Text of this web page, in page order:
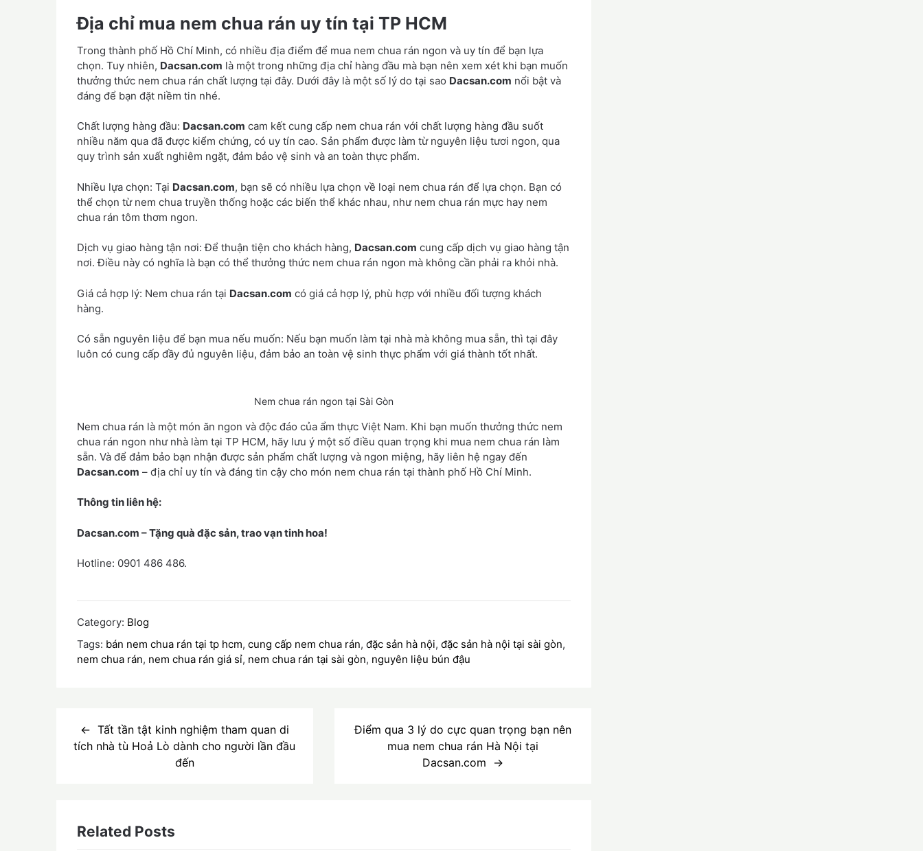
Địa chỉ mua nem chua rán uy tín tại TP HCM
Trong thành phố Hồ Chí Minh, có nhiều địa điểm để mua nem chua rán ngon và uy tín để bạn lựa
chọn. Tuy nhiên, Dacsan.com là một trong những địa chỉ hàng đầu mà bạn nên xem xét khi bạn muốn
thưởng thức nem chua rán chất lượng tại đây. Dưới đây là một số lý do tại sao Dacsan.com nổi bật và
đáng để bạn đặt niềm tin nhé.
Chất lượng hàng đầu: Dacsan.com cam kết cung cấp nem chua rán với chất lượng hàng đầu suốt
nhiều năm qua đã được kiểm chứng, có uy tín cao. Sản phẩm được làm từ nguyên liệu tươi ngon, qua
quy trình sản xuất nghiêm ngặt, đảm bảo vệ sinh và an toàn thực phẩm.
Nhiều lựa chọn: Tại Dacsan.com, bạn sẽ có nhiều lựa chọn về loại nem chua rán để lựa chọn. Bạn có
thể chọn từ nem chua truyền thống hoặc các biến thể khác nhau, như nem chua rán mực hay nem
chua rán tôm thơm ngon.
Dịch vụ giao hàng tận nơi: Để thuận tiện cho khách hàng, Dacsan.com cung cấp dịch vụ giao hàng tận
nơi. Điều này có nghĩa là bạn có thể thưởng thức nem chua rán ngon mà không cần phải ra khỏi nhà.
Giá cả hợp lý: Nem chua rán tại Dacsan.com có giá cả hợp lý, phù hợp với nhiều đối tượng khách
hàng.
Có sẵn nguyên liệu để bạn mua nếu muốn: Nếu bạn muốn làm tại nhà mà không mua sẵn, thì tại đây
luôn có cung cấp đầy đủ nguyên liệu, đảm bảo an toàn vệ sinh thực phẩm với giá thành tốt nhất.
Nem chua rán ngon tại Sài Gòn
Nem chua rán là một món ăn ngon và độc đáo của ẩm thực Việt Nam. Khi bạn muốn thưởng thức nem
chua rán ngon như nhà làm tại TP HCM, hãy lưu ý một số điều quan trọng khi mua nem chua rán làm
sẵn. Và để đảm bảo bạn nhận được sản phẩm chất lượng và ngon miệng, hãy liên hệ ngay đến
Dacsan.com – địa chỉ uy tín và đáng tin cậy cho món nem chua rán tại thành phố Hồ Chí Minh.
Thông tin liên hệ:
Dacsan.com – Tặng quà đặc sản, trao vạn tinh hoa!
Hotline: 0901 486 486.
Category: Blog
Tags: bán nem chua rán tại tp hcm, cung cấp nem chua rán, đặc sản hà nội, đặc sản hà nội tại sài gòn,
nem chua rán, nem chua rán giá sỉ, nem chua rán tại sài gòn, nguyên liệu bún đậu
hướng
Tất tần tật kinh nghiệm tham quan di
tích nhà tù Hoả Lò dành cho người lần đầu
đến
Điểm qua 3 lý do cực quan trọng bạn nên
mua nem chua rán Hà Nội tại
Dacsan.com
Related Posts